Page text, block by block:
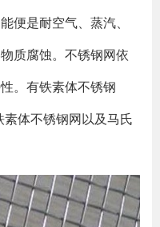
便是耐空气、蒸汽、
质腐蚀。不锈钢网依
。有铁素体不锈钢
体不锈钢网以及马氏